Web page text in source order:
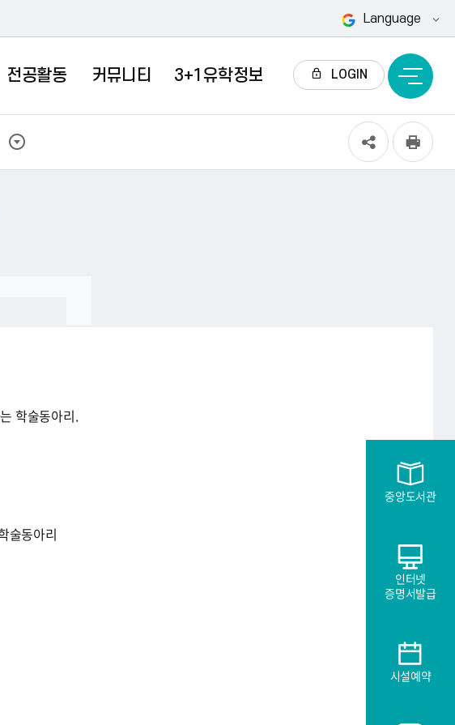
Language
전공활동 커뮤니티 3+1유학정보 LOGIN
전
체
메
뉴
중앙도서관
인터넷
증명서발급
시설예약
학술동아리.
술동아리